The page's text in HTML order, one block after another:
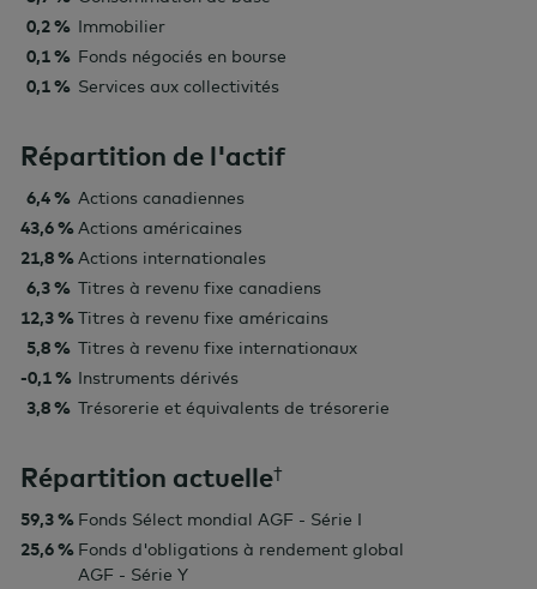
0,2 % Immobilier
0,1 % Fonds négociés en bourse
0,1 % Services aux collectivités
Répartition de l'actif
6,4 % Actions canadiennes
43,6 %Actions américaines
21,8 %Actions internationales
6,3 % Titres à revenu fixe canadiens
12,3 %Titres à revenu fixe américains
5,8 % Titres à revenu fixe internationaux
-0,1 % Instruments dérivés
3,8 % Trésorerie et équivalents de trésorerie
Répartition actuelle†
59,3 % Fonds Sélect mondial AGF - Série I
25,6 % Fonds d'obligations à rendement global
AGF - Série Y